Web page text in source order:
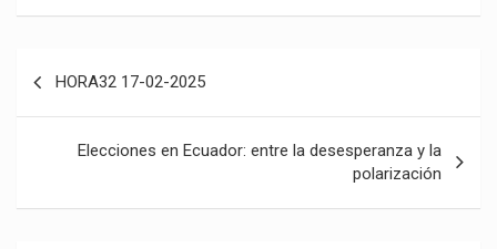
entradas
HORA32 17-02-2025
Elecciones en Ecuador: entre la desesperanza y la
polarización